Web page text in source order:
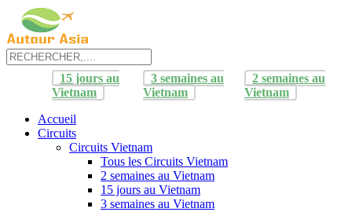
15 jours au
Vietnam
3 semaines au
Vietnam
2 semaines au
Vietnam
Accueil
Circuits
Circuits Vietnam
Tous les Circuits Vietnam
2 semaines au Vietnam
15 jours au Vietnam
3 semaines au Vietnam